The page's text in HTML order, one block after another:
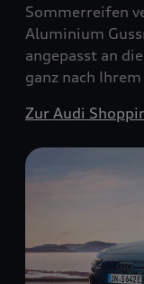
Sommerreifen
Aluminium
angepasst an
ganz nach
Zur Audi